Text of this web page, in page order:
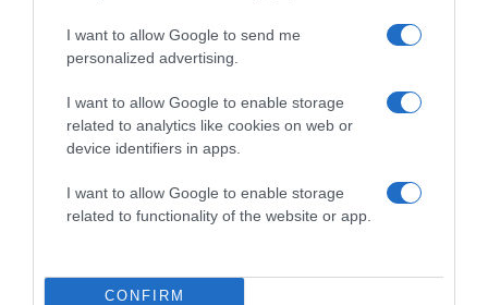
I want to allow Google to send me
personalized advertising.
I want to allow Google to enable storage
related to analytics like cookies on web or
device identifiers in apps.
I want to allow Google to enable storage
related to functionality of the website or app.
CONFIRM
2026-08-06.